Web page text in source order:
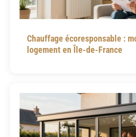
Chauffage écoresponsable :
logement en Île-de-France